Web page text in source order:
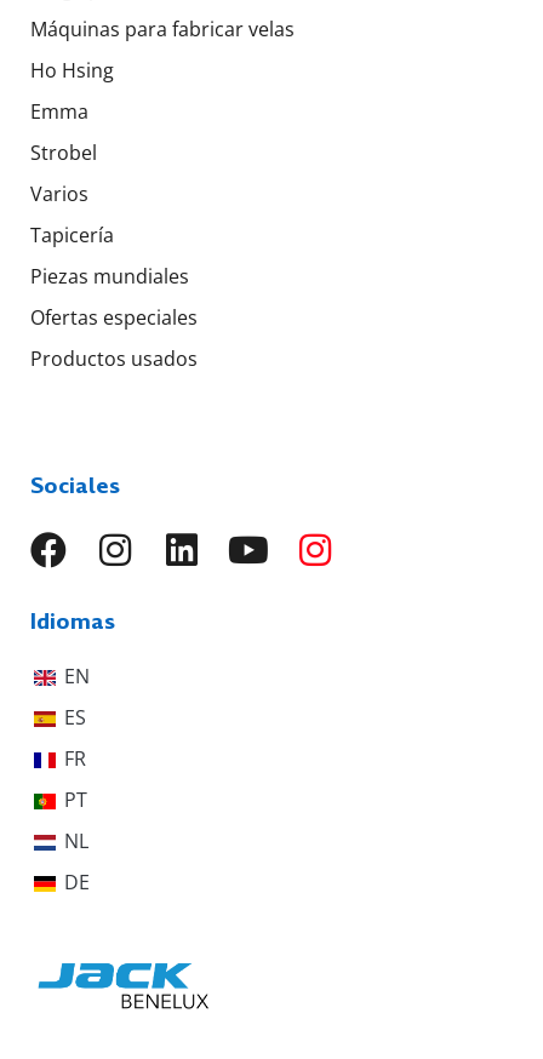
Máquinas para fabricar velas
Ho Hsing
Emma
Strobel
Varios
Tapicería
Piezas mundiales
Ofertas especiales
Productos usados
Sociales
Idiomas
EN
ES
FR
PT
NL
DE